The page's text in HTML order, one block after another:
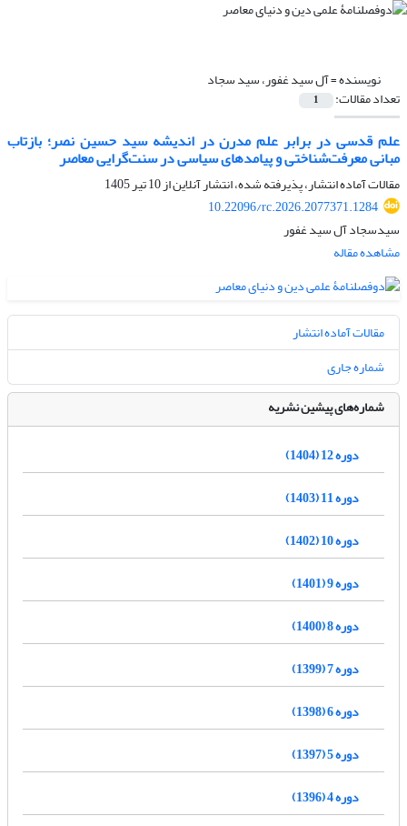
نویسنده =آل سید غفور، سید سجاد
تعداد مقالات: 1
علم قدسی در برابر علم مدرن در اندیشه سید حسین نصر؛ بازتاب
مبانی معرفت‌شناختی و پیامدهای سیاسی در سنت‌گرایی معاصر
مقالات آماده انتشار، پذیرفته شده، انتشار آنلاین از10 تیر 1405
10.22096/rc.2026.2077371.1284
سیدسجاد آل سید غفور
مشاهده مقاله
مقالات آماده انتشار
شماره جاری
شماره‌های پیشین نشریه
دوره 12 (1404)
دوره 11 (1403)
دوره 10 (1402)
دوره 9 (1401)
دوره 8 (1400)
دوره 7 (1399)
دوره 6 (1398)
دوره 5 (1397)
دوره 4 (1396)